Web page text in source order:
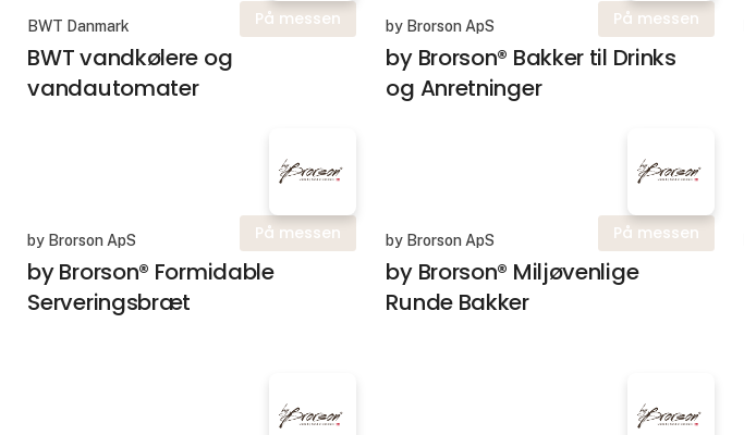
På messen
BWT Danmark
BWT vandkølere og
vandautomater
På messen
by Brorson ApS
by Brorson® Bakker til Drinks
og Anretninger
På messen
by Brorson ApS
by Brorson® Formidable
Serveringsbræt
På messen
by Brorson ApS
by Brorson® Miljøvenlige
Runde Bakker